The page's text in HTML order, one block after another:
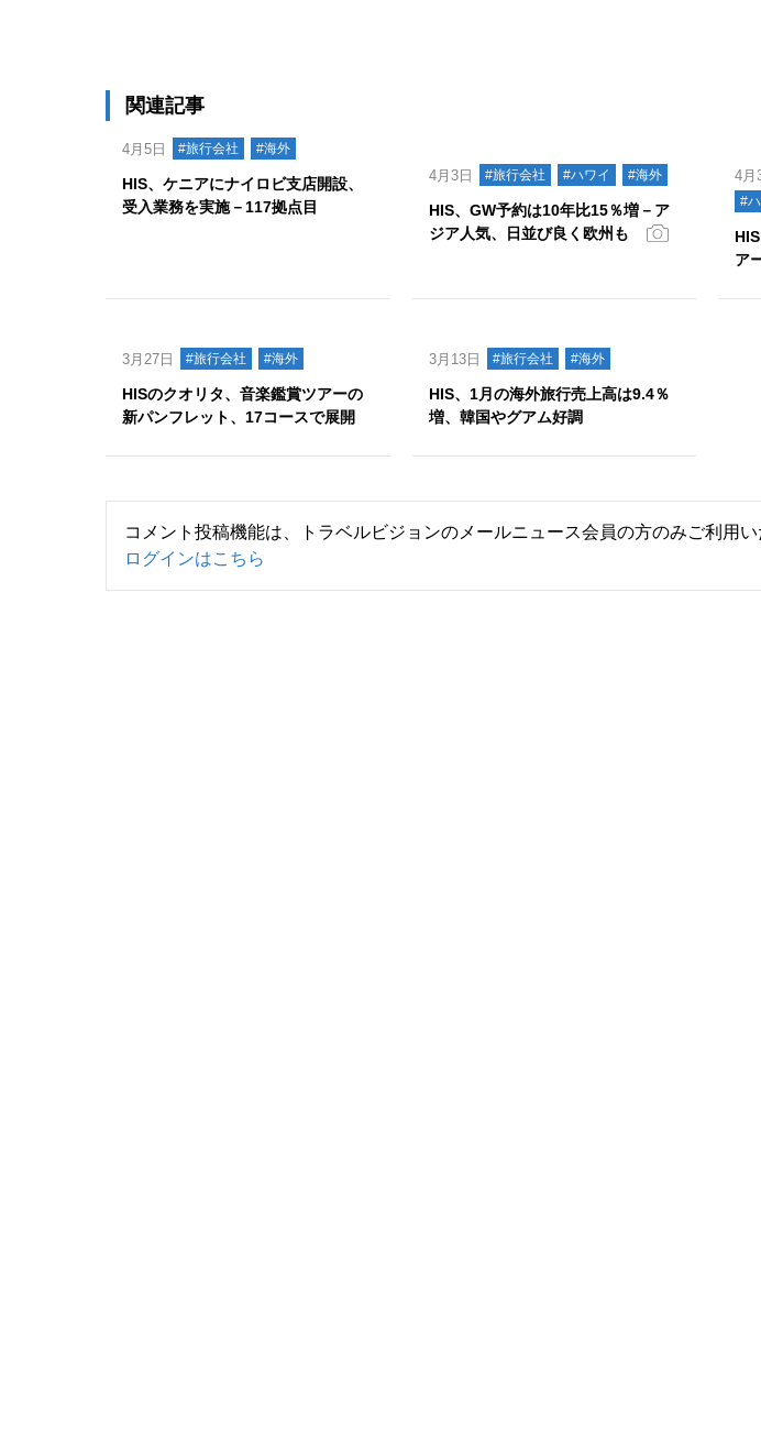
関連記事
4月5日 #旅行会社 #海外
HIS、ケニアにナイロビ支店開設、
受入業務を実施－117拠点目
4月3日 #旅行会社 #ハワイ #海外
HIS、GW予約は10年比15％増－ア
ジア人気、日並び良く欧州も
4月
#
ア
3月27日 #旅行会社 #海外
HISのクオリタ、音楽鑑賞ツアーの
新パンフレット、17コースで展開
3月13日 #旅行会社 #海外
HIS、1月の海外旅行売上高は9.4％
増、韓国やグアム好調
コメント投稿機能は、トラベルビジョンのメールニュース会員の方のみご利用い
ログインはこちら